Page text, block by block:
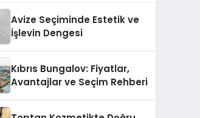
Avize Seçiminde Estetik ve
İşlevin Dengesi
Kıbrıs Bungalov: Fiyatlar,
Avantajlar ve Seçim Rehberi